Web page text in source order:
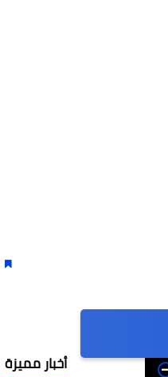
الكاتب
أخبار مميزة